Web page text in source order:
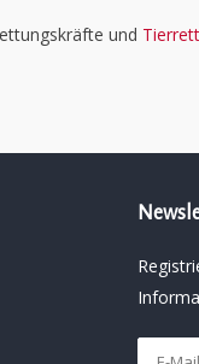
und